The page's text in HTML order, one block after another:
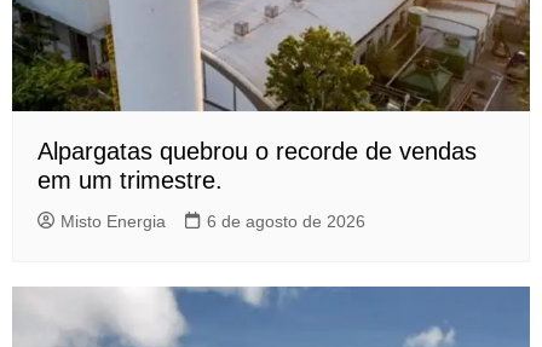
Alpargatas quebrou o recorde de vendas
em um trimestre.
Misto Energia 6 de agosto de 2026